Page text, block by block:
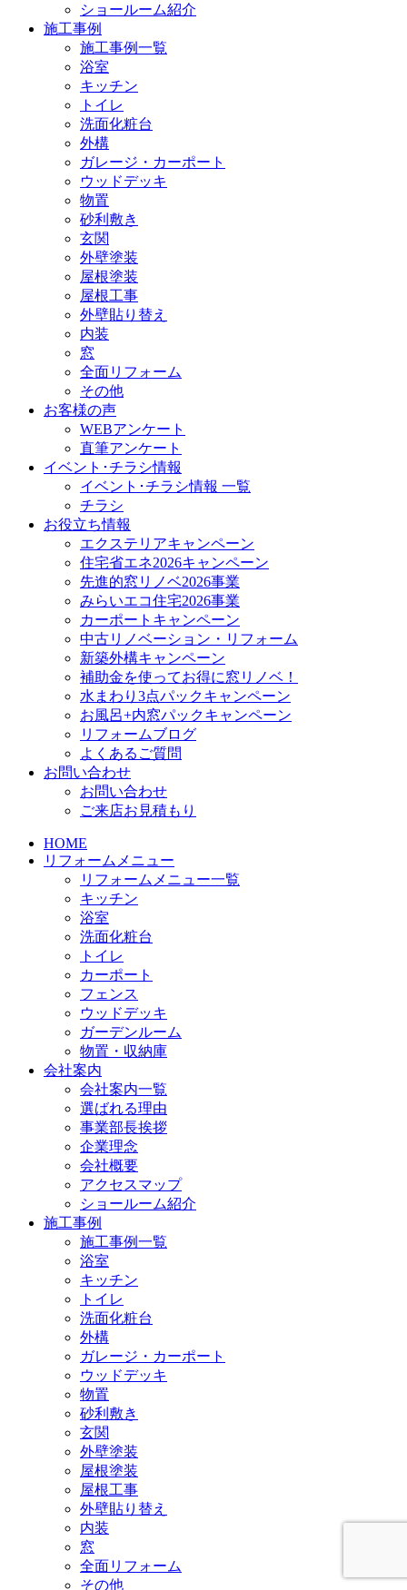
ショールーム紹介
施工事例
施工事例一覧
浴室
キッチン
トイレ
洗面化粧台
外構
ガレージ・カーポート
ウッドデッキ
物置
砂利敷き
玄関
外壁塗装
屋根塗装
屋根工事
外壁貼り替え
内装
窓
全面リフォーム
その他
お客様の声
WEBアンケート
直筆アンケート
イベント･チラシ情報
イベント･チラシ情報 一覧
チラシ
お役立ち情報
エクステリアキャンペーン
住宅省エネ2026キャンペーン
先進的窓リノベ2026事業
みらいエコ住宅2026事業
カーポートキャンペーン
中古リノベーション・リフォーム
新築外構キャンペーン
補助金を使ってお得に窓リノベ！
水まわり3点パックキャンペーン
お風呂+内窓パックキャンペーン
リフォームブログ
よくあるご質問
お問い合わせ
お問い合わせ
ご来店お見積もり
HOME
リフォームメニュー
リフォームメニュー一覧
キッチン
浴室
洗面化粧台
トイレ
カーポート
フェンス
ウッドデッキ
ガーデンルーム
物置・収納庫
会社案内
会社案内一覧
選ばれる理由
事業部長挨拶
企業理念
会社概要
アクセスマップ
ショールーム紹介
施工事例
施工事例一覧
浴室
キッチン
トイレ
洗面化粧台
外構
ガレージ・カーポート
ウッドデッキ
物置
砂利敷き
玄関
外壁塗装
屋根塗装
屋根工事
外壁貼り替え
内装
窓
全面リフォーム
その他